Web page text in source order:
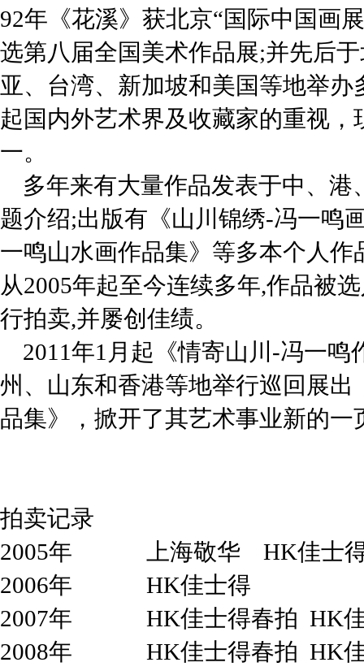
92年《花溪》获北京“国际中国画
选第八届全国美术作品展;并先后
亚、台湾、新加坡和美国等地举
起国内外艺术界及收藏家的重视
一。
多年来有大量作品发表于中、港
题介绍;出版有《山川锦绣-冯一鸣
一鸣山水画作品集》等多本个人作
从2005年起至今连续多年,作品被
行拍卖,并屡创佳绩。
2011年1月起《情寄山川-冯一鸣
州、山东和香港等地举行巡回展
品集》，掀开了其艺术事业新的一
拍卖记录
2005年 上海敬华 HK佳士
2006年 HK佳士得
2007年 HK佳士得春拍 HK佳
2008年 HK佳士得春拍 HK佳